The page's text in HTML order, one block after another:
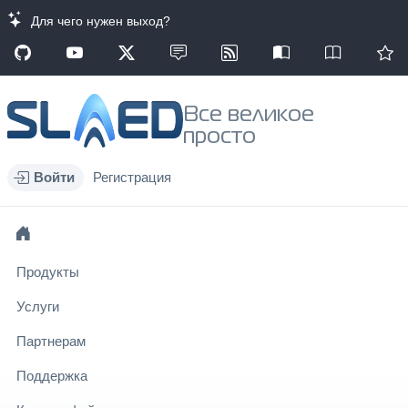
Для чего нужен выход?
Все великое
просто
Войти Регистрация
Продукты
Услуги
Партнерам
Поддержка